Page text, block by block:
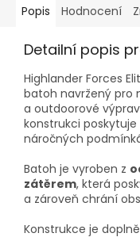
Popis Hodnocení
Detailní popis
Highlander Forces
batoh navržený pro
a outdoorové
konstrukci
náročných
Batoh je vyroben z
zátěrem, která
a zároveň chrání
Konstrukce je